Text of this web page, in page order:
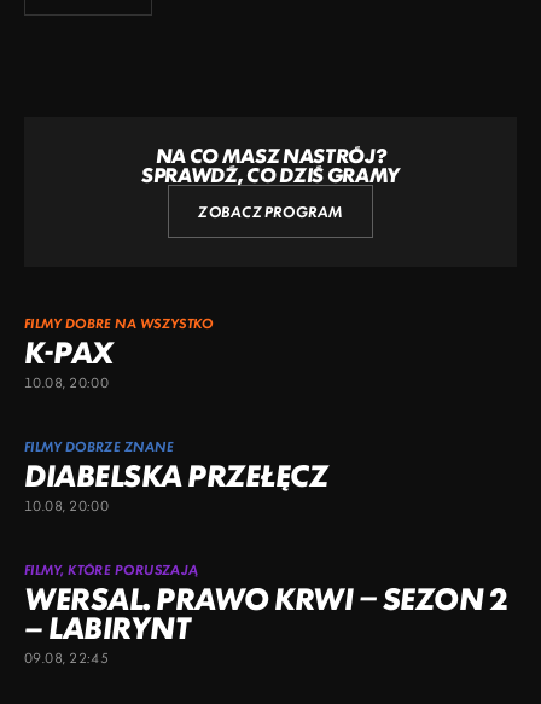
NA CO MASZ NASTRÓJ?
SPRAWDŹ, CO DZIŚ GRAMY
ZOBACZ PROGRAM
FILMY DOBRE NA WSZYSTKO
K-PAX
10.08, 20:00
FILMY DOBRZE ZNANE
DIABELSKA PRZEŁĘCZ
10.08, 20:00
FILMY, KTÓRE PORUSZAJĄ
WERSAL. PRAWO KRWI – SEZON 2
– LABIRYNT
09.08, 22:45